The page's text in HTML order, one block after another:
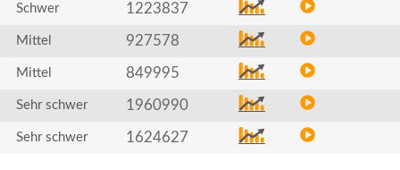
Schwer 1223837
Mittel 927578
Mittel 849995
Sehr schwer 1960990
Sehr schwer 1624627